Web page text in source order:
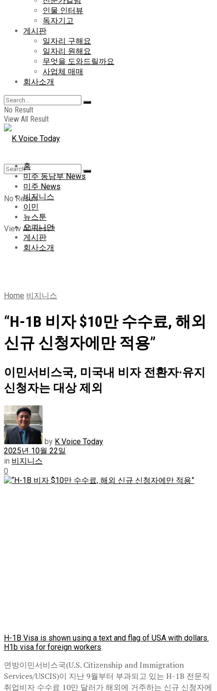
인물 인터뷰
독자기고
게시판
일자리 구해요
일자리 원해요
무엇을 도와드릴까요
사업체 매매
회사소개
No Result
View All Result
No Result
View All Result
홈
미주 동남부 News
미주 News
비지니스
이민
뉴스툰
오피니언
게시판
회사소개
Home 비지니스
“H-1B 비자 $10만 수수료, 해외
신규 신청자에만 적용”
이민서비스국, 미국내 비자 전환자·유지
신청자는 대상 제외
by K Voice Today
2025년 10월 22일
in 비지니스
0
H-1B Visa is shown using a text and flag of USA with dollars.
H1b visa for foreign workers
연방이민서비스국(U.S. Citizenship and Immigration
Services/USCIS)이 지난 9월부터 부과되고 있는 H-1B 전문직
취업비자 수수료 10만 달러가 해외에 거주하는 신규 신청자에